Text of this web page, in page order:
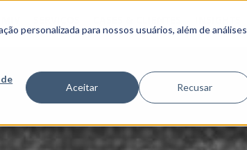
personalizada para nossos usuários, além de análises
Aceitar Recusar